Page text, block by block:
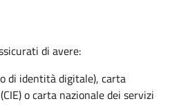
di avere:
di identità digitale), carta
o carta nazionale dei servizi